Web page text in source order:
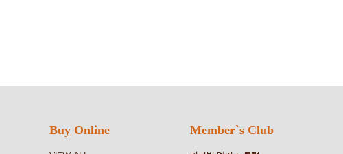
Buy Online Member`s Club